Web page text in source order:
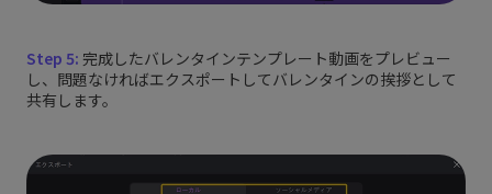
Step 5: 完成したバレンタインテンプレート動画をプレビュー
し、問題なければエクスポートしてバレンタインの挨拶として
共有します。